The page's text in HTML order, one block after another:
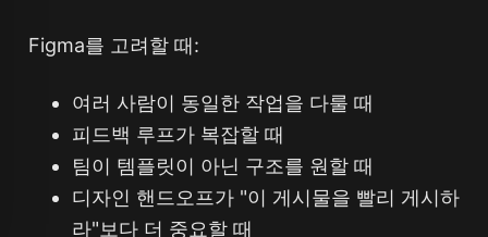
Figma를 고려할 때:
여러 사람이 동일한 작업을 다룰 때
피드백 루프가 복잡할 때
팀이 템플릿이 아닌 구조를 원할 때
디자인 핸드오프가 "이 게시물을 빨리 게시하
라"보다 더 중요할 때